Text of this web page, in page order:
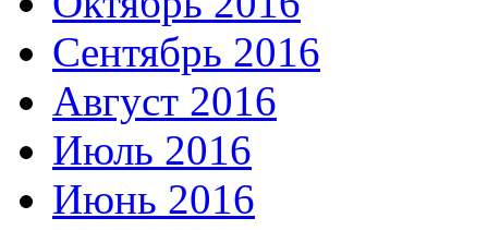
Сентябрь 2016
Август 2016
Июль 2016
Июнь 2016